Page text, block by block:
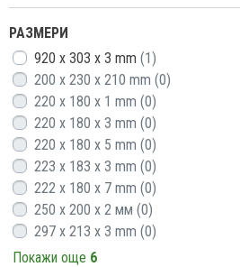
РАЗМЕРИ
920 x 303 x 3 mm (1)
200 x 230 x 210 mm (0)
220 x 180 x 1 mm (0)
220 x 180 x 3 mm (0)
220 x 180 x 5 mm (0)
223 x 183 x 3 mm (0)
222 x 180 x 7 mm (0)
250 x 200 x 2 мм (0)
297 x 213 x 3 mm (0)
Покажи още 6